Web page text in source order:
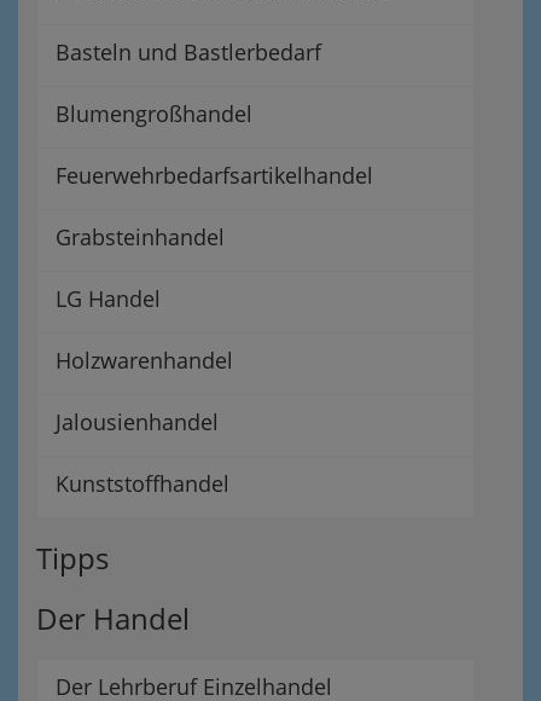
Basteln und Bastlerbedarf
Blumengroßhandel
Feuerwehrbedarfsartikelhandel
Grabsteinhandel
LG Handel
Holzwarenhandel
Jalousienhandel
Kunststoffhandel
Tipps
Der Handel
Der Lehrberuf Einzelhandel